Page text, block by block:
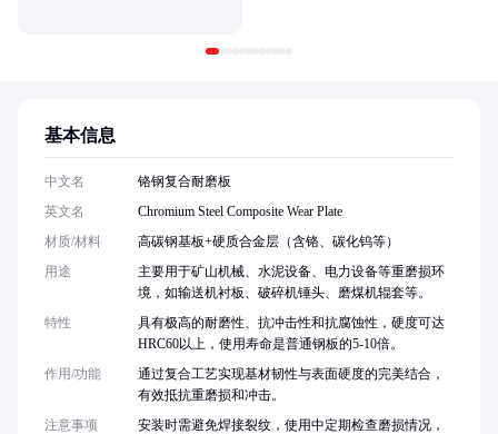
基本信息
中文名
铬钢复合耐磨板
英文名
Chromium Steel Composite Wear Plate
材质/材料
高碳钢基板+硬质合金层（含铬、碳化钨等）
用途
主要用于矿山机械、水泥设备、电力设备等重磨损环
境，如输送机衬板、破碎机锤头、磨煤机辊套等。
特性
具有极高的耐磨性、抗冲击性和抗腐蚀性，硬度可达
HRC60以上，使用寿命是普通钢板的5-10倍。
作用/功能
通过复合工艺实现基材韧性与表面硬度的完美结合，
有效抵抗重磨损和冲击。
注意事项
安装时需避免焊接裂纹，使用中定期检查磨损情况，